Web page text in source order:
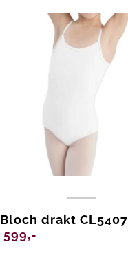
Bloch drakt CL5407
599,-